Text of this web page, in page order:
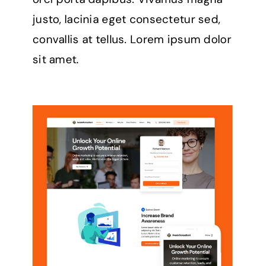
justo, lacinia eget consectetur sed,
convallis at tellus. Lorem ipsum dolor
sit amet.